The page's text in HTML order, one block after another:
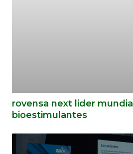
rovensa next lider mundial
bioestimulantes